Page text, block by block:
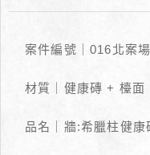
案件編號｜016北案場
材質｜健康磚 + 檯面
品名｜牆:希臘柱健